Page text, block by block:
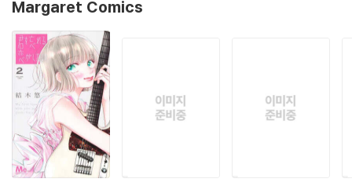
Margaret Comics